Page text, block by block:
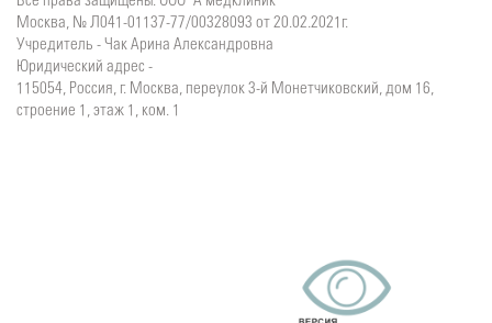
Москва, № Л041-01137-77/00328093 от 20.02.2021г.
Учредитель - Чак Арина Александровна
Юридический адрес -
115054, Россия, г. Москва, переулок 3-й Монетчиковский, дом 16,
строение 1, этаж 1, ком. 1